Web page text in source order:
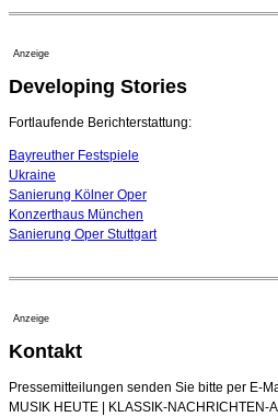
Leslie Suganandarajah neuer
Landesjugendsinfonieorchesters
09. August 2026 - 16:51 Uhr
Anzeige
Developing Stories
Fortlaufende Berichterstattung:
Bayreuther Festspiele
Ukraine
Sanierung Kölner Oper
Konzerthaus München
Sanierung Oper Stuttgart
Anzeige
Kontakt
Pressemitteilungen senden Sie bitte per E-
MUSIK HEUTE | KLASSIK-NACHRICHTEN-